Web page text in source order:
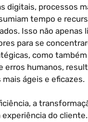
digitais, processos
tempo e
Isso não apenas
para se
como
erros humanos,
ágeis e eficazes.
a
experiência do